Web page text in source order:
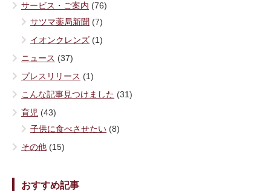
サービス・ご案内 (76)
サツマ薬局新聞 (7)
イオンクレンズ (1)
ニュース (37)
プレスリリース (1)
こんな記事見つけました (31)
育児 (43)
子供に食べさせたい (8)
その他 (15)
おすすめ記事